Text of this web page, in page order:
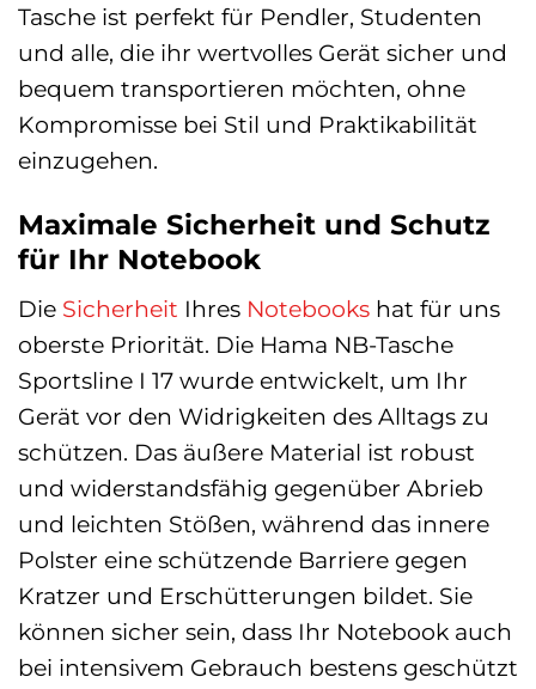
Tasche ist perfekt für Pendler, Studenten
und alle, die ihr wertvolles Gerät sicher und
bequem transportieren möchten, ohne
Kompromisse bei Stil und Praktikabilität
einzugehen.
Maximale Sicherheit und Schutz
für Ihr Notebook
Die Sicherheit Ihres Notebooks hat für uns
oberste Priorität. Die Hama NB-Tasche
Sportsline I 17 wurde entwickelt, um Ihr
Gerät vor den Widrigkeiten des Alltags zu
schützen. Das äußere Material ist robust
und widerstandsfähig gegenüber Abrieb
und leichten Stößen, während das innere
Polster eine schützende Barriere gegen
Kratzer und Erschütterungen bildet. Sie
können sicher sein, dass Ihr Notebook auch
bei intensivem Gebrauch bestens geschützt